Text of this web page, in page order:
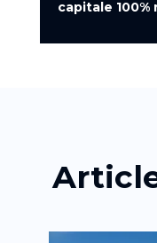
capitale 100%